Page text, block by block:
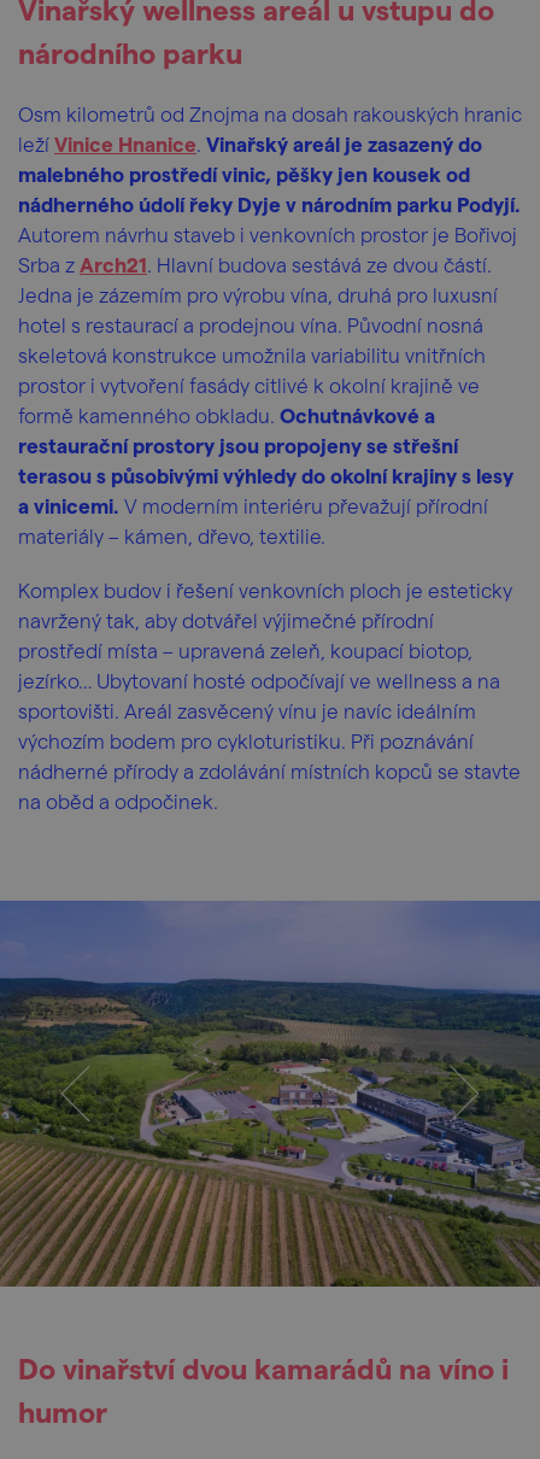
Vinařský wellness areál u vstupu do
národního parku
Osm kilometrů od Znojma na dosah rakouských hranic
leží Vinice Hnanice. Vinařský areál je zasazený do
malebného prostředí vinic, pěšky jen kousek od
nádherného údolí řeky Dyje v národním parku Podyjí.
Autorem návrhu staveb i venkovních prostor je Bořivoj
Srba z Arch21. Hlavní budova sestává ze dvou částí.
Jedna je zázemím pro výrobu vína, druhá pro luxusní
hotel s restaurací a prodejnou vína. Původní nosná
skeletová konstrukce umožnila variabilitu vnitřních
prostor i vytvoření fasády citlivé k okolní krajině ve
formě kamenného obkladu. Ochutnávkové a
restaurační prostory jsou propojeny se střešní
terasou s působivými výhledy do okolní krajiny s lesy
a vinicemi. V moderním interiéru převažují přírodní
materiály – kámen, dřevo, textilie.
Komplex budov i řešení venkovních ploch je esteticky
navržený tak, aby dotvářel výjimečné přírodní
prostředí místa – upravená zeleň, koupací biotop,
jezírko… Ubytovaní hosté odpočívají ve wellness a na
sportovišti. Areál zasvěcený vínu je navíc ideálním
výchozím bodem pro cykloturistiku. Při poznávání
nádherné přírody a zdolávání místních kopců se stavte
na oběd a odpočinek.
Do vinařství dvou kamarádů na víno i
humor